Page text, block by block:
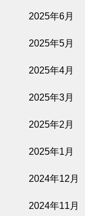
2025年6月
2025年5月
2025年4月
2025年3月
2025年2月
2025年1月
2024年12月
2024年11月